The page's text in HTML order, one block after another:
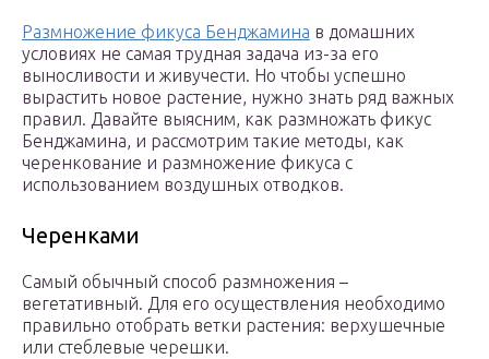
Размножение фикуса Бенджамина в домашних
условиях не самая трудная задача из-за его
выносливости и живучести. Но чтобы успешно
вырастить новое растение, нужно знать ряд важных
правил. Давайте выясним, как размножать фикус
Бенджамина, и рассмотрим такие методы, как
черенкование и размножение фикуса с
использованием воздушных отводков.
Черенками
Самый обычный способ размножения –
вегетативный. Для его осуществления необходимо
правильно отобрать ветки растения: верхушечные
или стеблевые черешки.